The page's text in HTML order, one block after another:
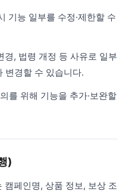
기능 일부를 수정·제한할 수
, 법령 개정 등 사유로 일부
변경할 수 있습니다.
위해 기능을 추가·보완할
)
페인명, 상품 정보, 보상 조